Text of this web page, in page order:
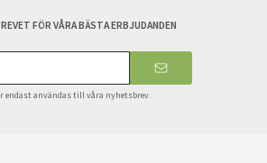
FÖR VÅRA BÄSTA ERBJUDANDEN
endast användas till våra nyhetsbrev.